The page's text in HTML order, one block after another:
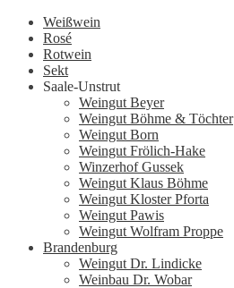
Weißwein
Rosé
Rotwein
Sekt
Saale-Unstrut
Weingut Beyer
Weingut Böhme & Töchter
Weingut Born
Weingut Frölich-Hake
Winzerhof Gussek
Weingut Klaus Böhme
Weingut Kloster Pforta
Weingut Pawis
Weingut Wolfram Proppe
Brandenburg
Weingut Dr. Lindicke
Weinbau Dr. Wobar